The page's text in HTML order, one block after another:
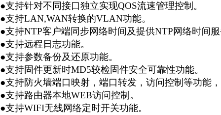
●支持针对不同接口独立实现QOS流速管理控制。
●支持LAN,WAN转换的VLAN功能。
●支持NTP客户端同步网络时间及提供NTP网络时间
●支持远程日志功能。
●支持参数备份及还原功能。
●支持固件更新时MD5较检固件安全可靠性功能。
●支持防火墙端口映射，端口转发，访问控制等功能
●支持路由器本地WEB访问控制。
●支持WIFI无线网络定时开关功能。